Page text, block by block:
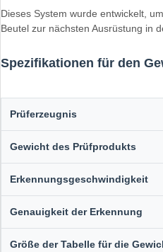
Dieses System wurde entwickelt,
Beutel zur nächsten Ausrüstung in
Spezifikationen für den
Prüferzeugnis
Gewicht des Prüfprodukts
Erkennungsgeschwindigkeit
Genauigkeit der Erkennung
Größe der Tabelle für die